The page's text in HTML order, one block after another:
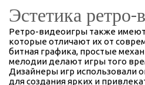
Эстетика ретро-
Ретро-видеоигры также
которые отличают их от
битная графика, простые
мелодии делают игры того
Дизайнеры игр использовали
для создания ярких и